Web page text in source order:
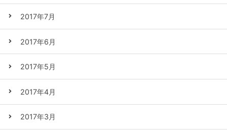
2017年7月
2017年6月
2017年5月
2017年4月
2017年3月